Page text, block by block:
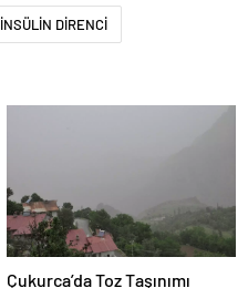
İNSÜLİN DİRENCİ
Çukurca’da Toz Taşınımı